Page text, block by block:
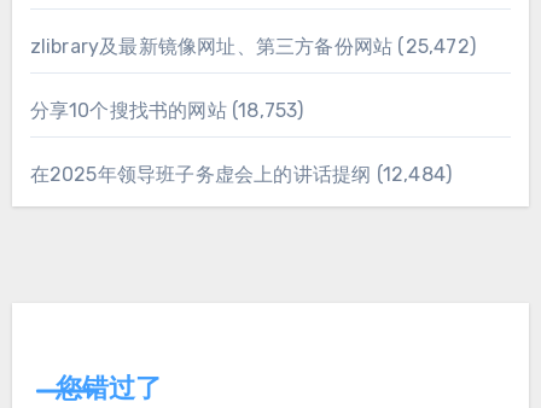
zlibrary及最新镜像网址、第三方备份网站 (25,472)
分享10个搜找书的网站 (18,753)
在2025年领导班子务虚会上的讲话提纲 (12,484)
您错过了